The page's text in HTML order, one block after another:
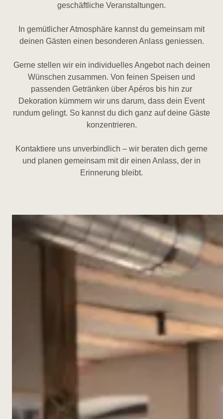
geschäftliche Veranstaltungen.
In gemütlicher Atmosphäre kannst du gemeinsam mit
deinen Gästen einen besonderen Anlass geniessen.
Gerne stellen wir ein individuelles Angebot nach deinen
Wünschen zusammen. Von feinen Speisen und
passenden Getränken über Apéros bis hin zur
Dekoration kümmern wir uns darum, dass dein Event
rundum gelingt. So kannst du dich ganz auf deine Gäste
konzentrieren.
Kontaktiere uns unverbindlich – wir beraten dich gerne
und planen gemeinsam mit dir einen Anlass, der in
Erinnerung bleibt.